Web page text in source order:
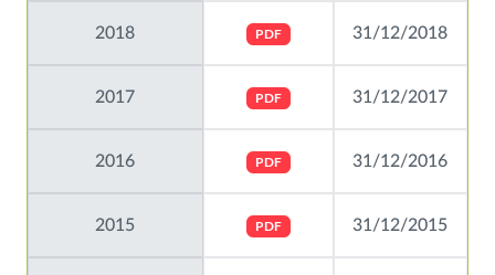
2018 PDF 31/12/2018
2017 PDF 31/12/2017
2016 PDF 31/12/2016
2015 PDF 31/12/2015